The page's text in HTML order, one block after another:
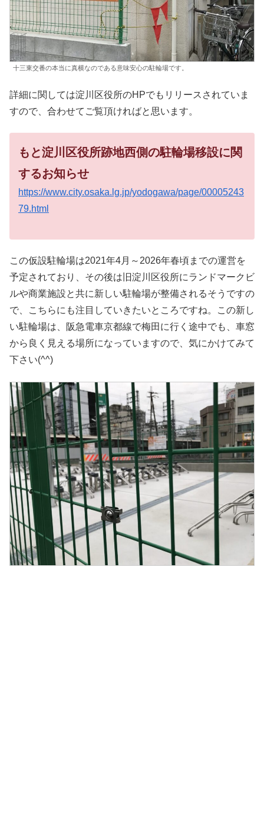
十三東交番の本当に真横なのである意味安心の駐輪場です。
詳細に関しては淀川区役所のHPでもリリースされていま
すので、合わせてご覧頂ければと思います。
もと淀川区役所跡地西側の駐輪場移設に関
するお知らせ
https://www.city.osaka.lg.jp/yodogawa/page/00005243
79.html
この仮設駐輪場は2021年4月～2026年春頃までの運営を
予定されており、その後は旧淀川区役所にランドマークビ
ルや商業施設と共に新しい駐輪場が整備されるそうですの
で、こちらにも注目していきたいところですね。この新し
い駐輪場は、阪急電車京都線で梅田に行く途中でも、車窓
から良く見える場所になっていますので、気にかけてみて
下さい(^^)